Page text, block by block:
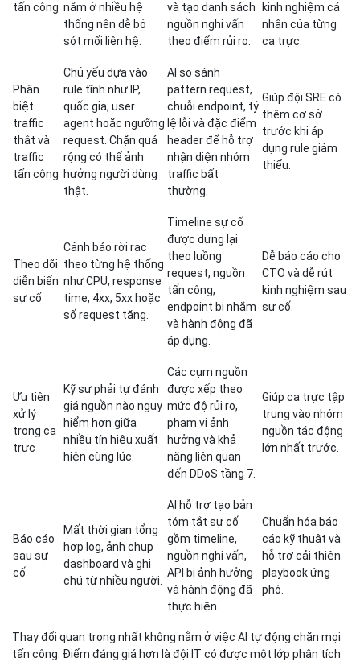
tấn công nằm ở nhiều hệ
thống nên dễ bỏ
sót mối liên hệ.
và tạo danh sách
nguồn nghi vấn
theo điểm rủi ro.
kinh nghiệm cá
nhân của từng
ca trực.
Phân
biệt
traffic
thật và
traffic
tấn công
Chủ yếu dựa vào
rule tĩnh như IP,
quốc gia, user
agent hoặc ngưỡng
request. Chặn quá
rộng có thể ảnh
hưởng người dùng
thật.
AI so sánh
pattern request,
chuỗi endpoint, tỷ
lệ lỗi và đặc điểm
header để hỗ trợ
nhận diện nhóm
traffic bất
thường.
Giúp đội SRE có
thêm cơ sở
trước khi áp
dụng rule giảm
thiểu.
Theo dõi
diễn biến
sự cố
Cảnh báo rời rạc
theo từng hệ thống
như CPU, response
time, 4xx, 5xx hoặc
số request tăng.
Timeline sự cố
được dựng lại
theo luồng
request, nguồn
tấn công,
endpoint bị nhắm
và hành động đã
áp dụng.
Dễ báo cáo cho
CTO và dễ rút
kinh nghiệm sau
sự cố.
Ưu tiên
xử lý
trong ca
trực
Kỹ sư phải tự đánh
giá nguồn nào nguy
hiểm hơn giữa
nhiều tín hiệu xuất
hiện cùng lúc.
Các cụm nguồn
được xếp theo
mức độ rủi ro,
phạm vi ảnh
hưởng và khả
năng liên quan
đến DDoS tầng 7.
Giúp ca trực tập
trung vào nhóm
nguồn tác động
lớn nhất trước.
Báo cáo
sau sự
cố
Mất thời gian tổng
hợp log, ảnh chụp
dashboard và ghi
chú từ nhiều người.
AI hỗ trợ tạo bản
tóm tắt sự cố
gồm timeline,
nguồn nghi vấn,
API bị ảnh hưởng
và hành động đã
thực hiện.
Chuẩn hóa báo
cáo kỹ thuật và
hỗ trợ cải thiện
playbook ứng
phó.
Thay đổi quan trọng nhất không nằm ở việc AI tự động chặn mọi
tấn công. Điểm đáng giá hơn là đội IT có được một lớp phân tích